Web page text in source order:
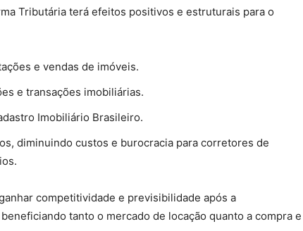
Tributária terá efeitos positivos e estruturais para o
e vendas de imóveis.
e transações imobiliárias.
Imobiliário Brasileiro.
diminuindo custos e burocracia para corretores de
competitividade e previsibilidade após a
tanto o mercado de locação quanto a compra e